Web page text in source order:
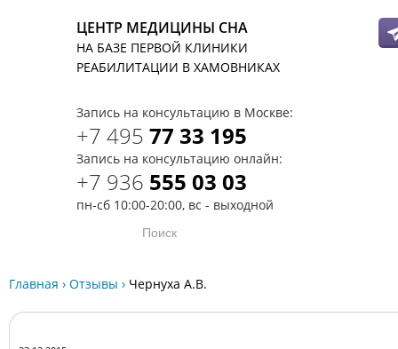
ЦЕНТР МЕДИЦИНЫ СНА
НА БАЗЕ ПЕРВОЙ КЛИНИКИ
РЕАБИЛИТАЦИИ В ХАМОВНИКАХ
Запись на консультацию в Москве:
+7 495 77 33 195
Запись на консультацию онлайн:
+7 936 555 03 03
пн-сб 10:00-20:00, вс - выходной
Главная › Отзывы › Чернуха А.В.